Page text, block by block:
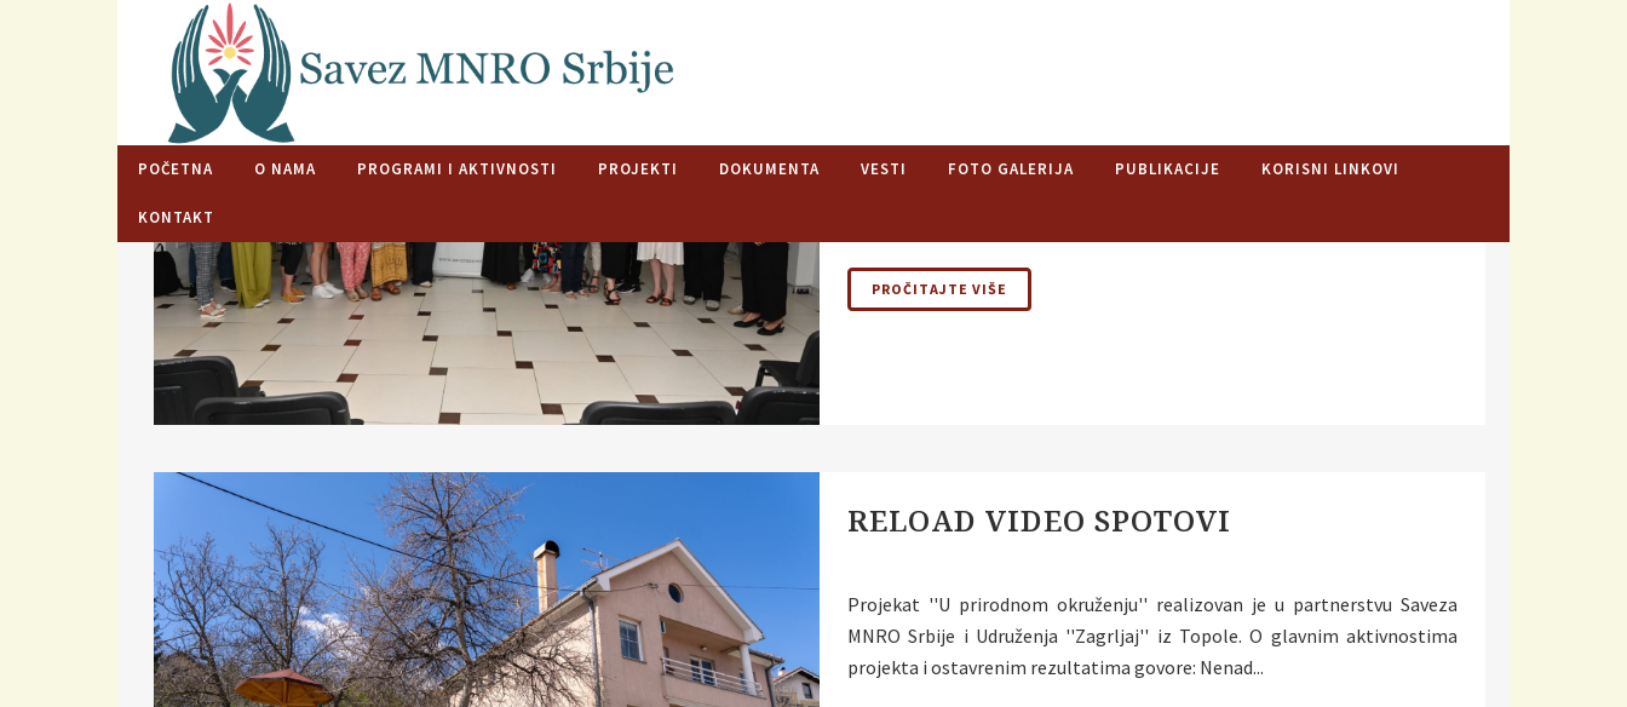
POČETNA O NAMA PROGRAMI I AKTIVNOSTI PROJEKTI DOKUMENTA VESTI FOTO GALERIJA PUBLIKACIJE KORISNI LINKOVI
KONTAKT
VESTI
Uz podršku Ministarstva za rad, zapošljavanje, boračka i socijalna pitanja
PROČITAJTE VIŠE
RELOAD VIDEO SPOTOVI
Projekat ''U prirodnom okruženju'' realizovan je u partnerstvu Saveza
MNRO Srbije i Udruženja ''Zagrljaj'' iz Topole. O glavnim aktivnostima
projekta i ostavrenim rezultatima govore: Nenad...